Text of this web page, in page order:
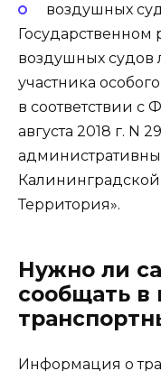
воздушных
Государственном
воздушных судов
участника
в соответствии с
августа 2018 г. N
Территория».
Нужно ли
сообщать в
Информация о